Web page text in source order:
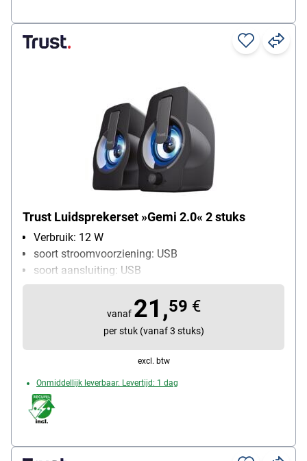
Trust Luidsprekerset »Gemi 2.0« 2 stuks
Verbruik: 12 W
soort stroomvoorziening: USB
soort aansluiting: USB
vanaf 21,59 €
per stuk (vanaf 3 stuks)
excl. btw
Onmiddellijk leverbaar. Levertijd: 1 dag